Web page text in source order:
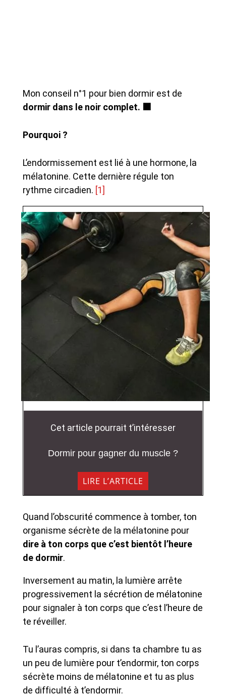
Mon conseil n°1 pour bien dormir est de
dormir dans le noir complet. ⬛
Pourquoi ?
L’endormissement est lié à une hormone, la
mélatonine. Cette dernière régule ton
rythme circadien. [1]
Cet article pourrait t’intéresser
Dormir pour gagner du muscle ?
LIRE L’ARTICLE
Quand l’obscurité commence à tomber, ton
organisme sécrète de la mélatonine pour
dire à ton corps que c’est bientôt l’heure
de dormir.
Inversement au matin, la lumière arrête
progressivement la sécrétion de mélatonine
pour signaler à ton corps que c’est l’heure de
te réveiller.
Tu l’auras compris, si dans ta chambre tu as
un peu de lumière pour t’endormir, ton corps
sécrète moins de mélatonine et tu as plus
de difficulté à t’endormir.